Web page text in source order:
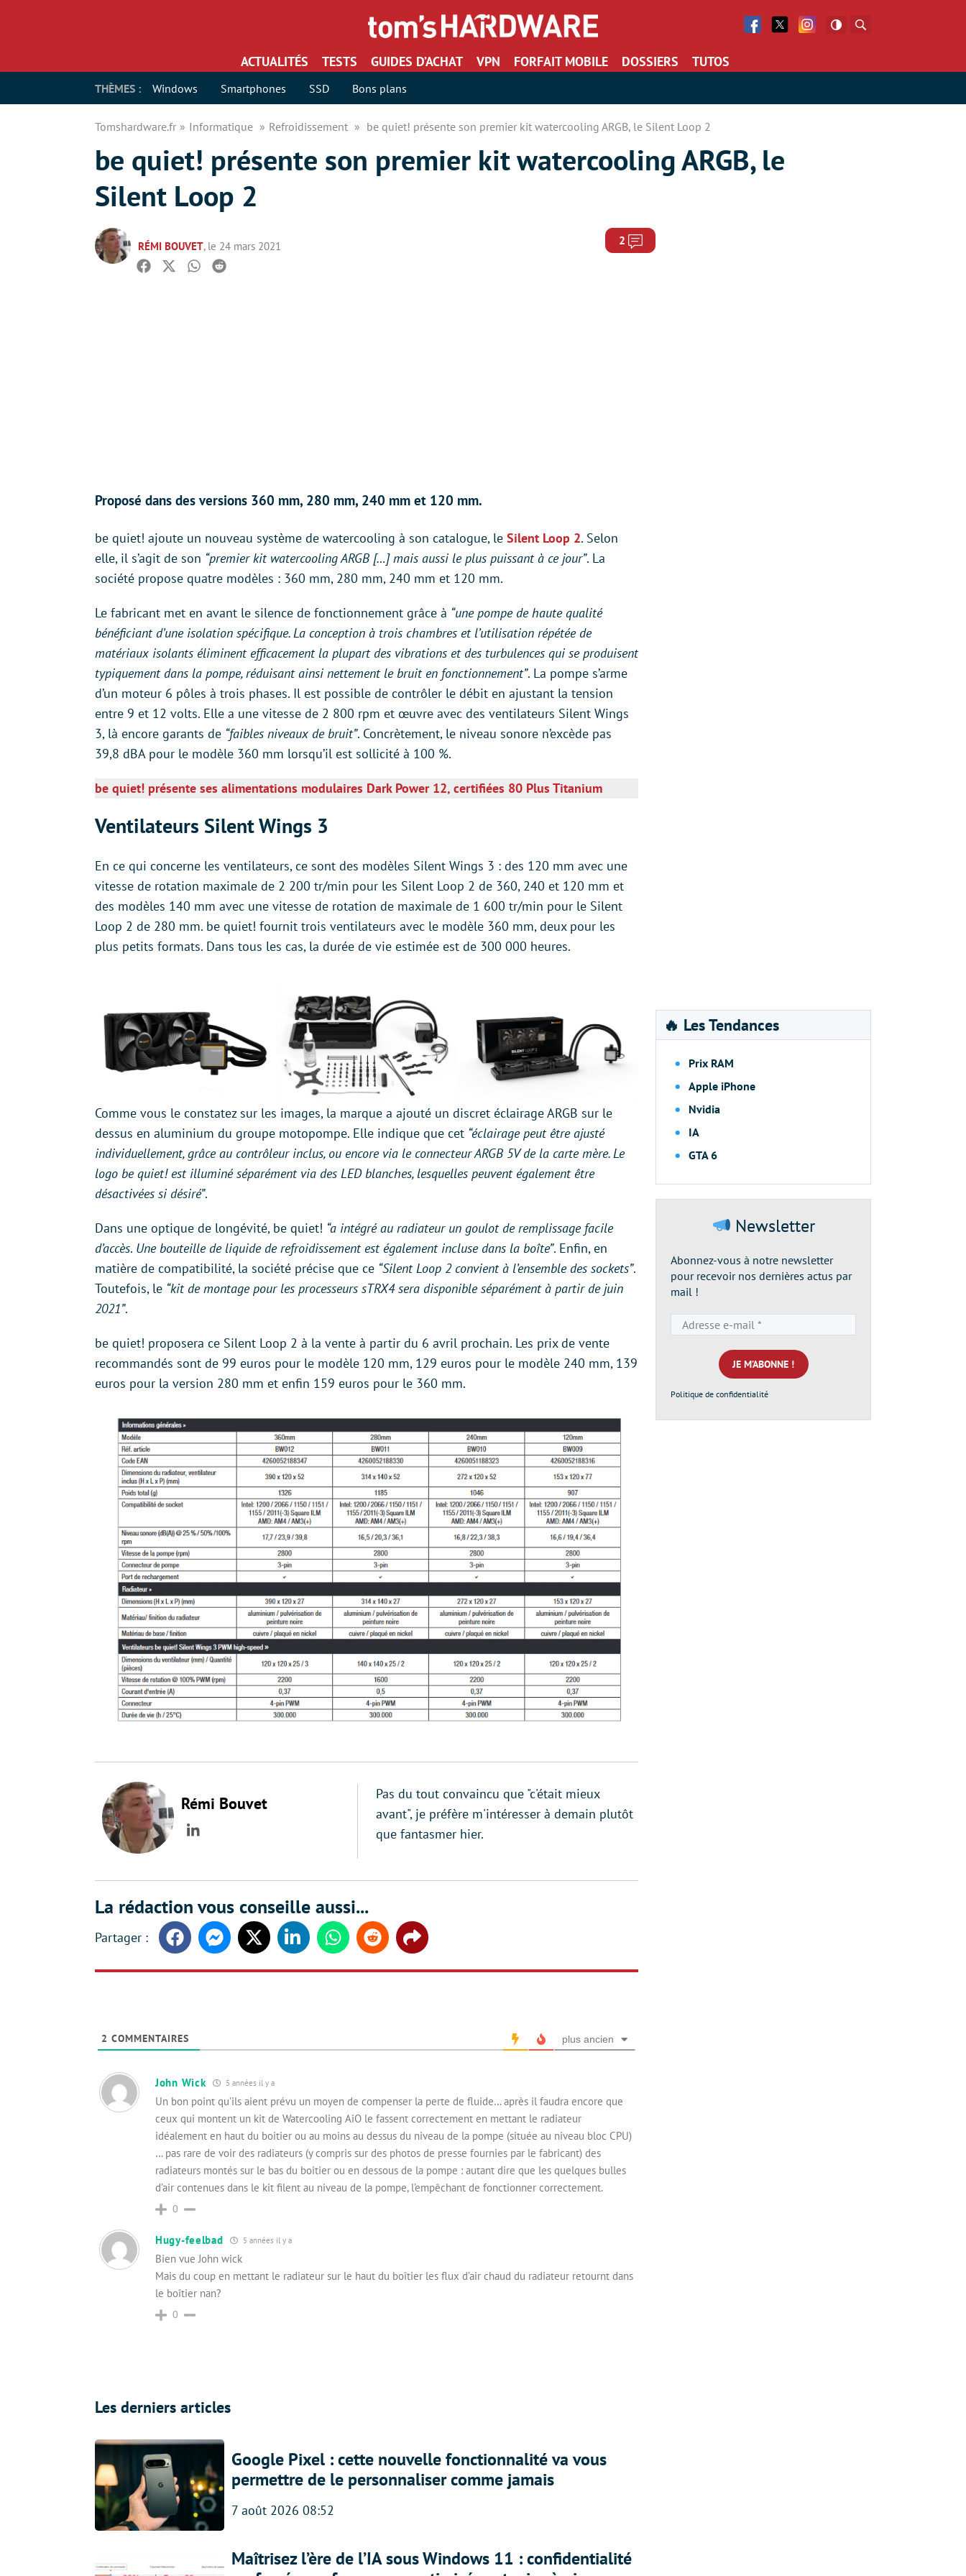
Facebook
Twitter Facebook
ACTUALITÉS TESTS GUIDES D’ACHAT VPN FORFAIT MOBILE DOSSIERS TUTOS
THÈMES : Windows Smartphones SSD Bons plans
Tomshardware.fr Informatique Refroidissement be quiet! présente son premier kit watercooling ARGB, le Silent Loop 2
be quiet! présente son premier kit watercooling ARGB, le
Silent Loop 2
RÉMI BOUVET, le 24 mars 2021 2 Commentaires
Facebook
TwitterWhatsapp
Reddit
Proposé dans des versions 360 mm, 280 mm, 240 mm et 120 mm.
be quiet! ajoute un nouveau système de watercooling à son catalogue, le Silent Loop 2. Selon
elle, il s’agit de son “premier kit watercooling ARGB […] mais aussi le plus puissant à ce jour”. La
société propose quatre modèles : 360 mm, 280 mm, 240 mm et 120 mm.
Le fabricant met en avant le silence de fonctionnement grâce à “une pompe de haute qualité
bénéficiant d’une isolation spécifique. La conception à trois chambres et l’utilisation répétée de
matériaux isolants éliminent efficacement la plupart des vibrations et des turbulences qui se produisent
typiquement dans la pompe, réduisant ainsi nettement le bruit en fonctionnement”. La pompe s’arme
d’un moteur 6 pôles à trois phases. Il est possible de contrôler le débit en ajustant la tension
entre 9 et 12 volts. Elle a une vitesse de 2 800 rpm et œuvre avec des ventilateurs Silent Wings
3, là encore garants de “faibles niveaux de bruit”. Concrètement, le niveau sonore n’excède pas
39,8 dBA pour le modèle 360 mm lorsqu’il est sollicité à 100 %.
be quiet! présente ses alimentations modulaires Dark Power 12, certifiées 80 Plus Titanium
Ventilateurs Silent Wings 3
En ce qui concerne les ventilateurs, ce sont des modèles Silent Wings 3 : des 120 mm avec une
vitesse de rotation maximale de 2 200 tr/min pour les Silent Loop 2 de 360, 240 et 120 mm et
des modèles 140 mm avec une vitesse de rotation de maximale de 1 600 tr/min pour le Silent
Loop 2 de 280 mm. be quiet! fournit trois ventilateurs avec le modèle 360 mm, deux pour les
plus petits formats. Dans tous les cas, la durée de vie estimée est de 300 000 heures.
Comme vous le constatez sur les images, la marque a ajouté un discret éclairage ARGB sur le
dessus en aluminium du groupe motopompe. Elle indique que cet “éclairage peut être ajusté
individuellement, grâce au contrôleur inclus, ou encore via le connecteur ARGB 5V de la carte mère. Le
logo be quiet! est illuminé séparément via des LED blanches, lesquelles peuvent également être
désactivées si désiré”.
Dans une optique de longévité, be quiet! “a intégré au radiateur un goulot de remplissage facile
d’accès. Une bouteille de liquide de refroidissement est également incluse dans la boîte”. Enfin, en
matière de compatibilité, la société précise que ce “Silent Loop 2 convient à l’ensemble des sockets”.
Toutefois, le “kit de montage pour les processeurs sTRX4 sera disponible séparément à partir de juin
2021”.
be quiet! proposera ce Silent Loop 2 à la vente à partir du 6 avril prochain. Les prix de vente
recommandés sont de 99 euros pour le modèle 120 mm, 129 euros pour le modèle 240 mm, 139
euros pour la version 280 mm et enfin 159 euros pour le 360 mm.
Rémi Bouvet
LinkedIn
Pas du tout convaincu que "c'était mieux
avant", je préfère m'intéresser à demain plutôt
que fantasmer hier.
La rédaction vous conseille aussi...
FacebookMessengerTwitter LinkedinWhatsappReddit Share
2 COMMENTAIRES plus ancien
John Wick 5 années il y a
Un bon point qu’ils aient prévu un moyen de compenser la perte de fluide… après il faudra encore que
ceux qui montent un kit de Watercooling AiO le fassent correctement en mettant le radiateur
idéalement en haut du boitier ou au moins au dessus du niveau de la pompe (située au niveau bloc CPU)
… pas rare de voir des radiateurs (y compris sur des photos de presse fournies par le fabricant) des
radiateurs montés sur le bas du boitier ou en dessous de la pompe : autant dire que les quelques bulles
d’air contenues dans le kit filent au niveau de la pompe, l’empêchant de fonctionner correctement.
0
Hugy-feelbad 5 années il y a
Bien vue John wick
Mais du coup en mettant le radiateur sur le haut du boîtier les flux d’air chaud du radiateur retournt dans
le boîtier nan?
0
Les derniers articles
Google Pixel : cette nouvelle fonctionnalité va vous
permettre de le personnaliser comme jamais
7 août 2026 08:52
Maîtrisez l’ère de l’IA sous Windows 11 : confidentialité
🔥 Les Tendances
Prix RAM
Apple iPhone
Nvidia
IA
GTA 6
Newsletter
Abonnez-vous à notre newsletter
pour recevoir nos dernières actus par
mail !
e-
mail
*
Politique de confidentialité